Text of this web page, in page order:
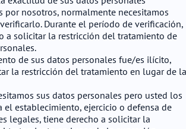
por nosotros, normalmente necesitamos
Durante el período de verificación,
a solicitar la restricción del tratamiento de
de sus datos personales fue/es ilícito,
la restricción del tratamiento en lugar de la
sus datos personales pero usted los
el establecimiento, ejercicio o defensa de
legales, tiene derecho a solicitar la